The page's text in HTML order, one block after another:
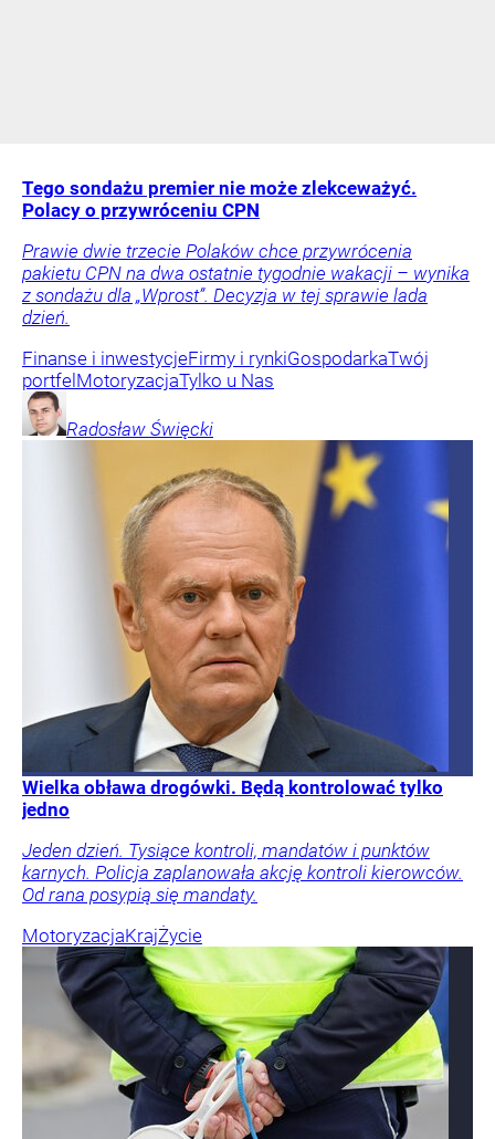
Tego sondażu premier nie może zlekceważyć.
Polacy o przywróceniu CPN
Prawie dwie trzecie Polaków chce przywrócenia
pakietu CPN na dwa ostatnie tygodnie wakacji – wynika
z sondażu dla „Wprost”. Decyzja w tej sprawie lada
dzień.
Finanse i inwestycjeFirmy i rynkiGospodarkaTwój
portfel MotoryzacjaTylko u Nas
Radosław Święcki
Wielka obława drogówki. Będą kontrolować tylko
jedno
Jeden dzień. Tysiące kontroli, mandatów i punktów
karnych. Policja zaplanowała akcję kontroli kierowców.
Od rana posypią się mandaty.
MotoryzacjaKrajŻycie